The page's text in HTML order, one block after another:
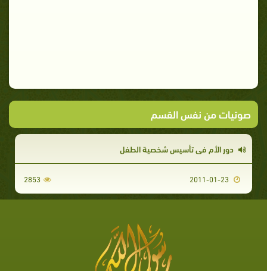
صوتيات من نفس القسم
دور الأم في تأسيس شخصية الطفل
2853